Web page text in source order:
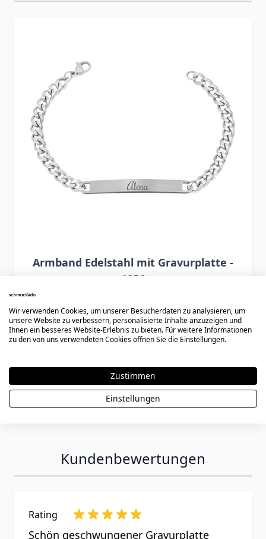
Armband Edelstahl mit Gravurplatte -
1856
29,90 €
Kundenbewertungen
Rating
Schön geschwungener Gravurplatte
Wir verwenden Cookies, um unserer Besucherdaten zu analysieren, um
unsere Website zu verbessern, personalisierte Inhalte anzuzeigen und
Ihnen ein besseres Website-Erlebnis zu bieten. Für weitere Informationen
zu den von uns verwendeten Cookies öffnen Sie die Einstellungen.
Zustimmen
Einstellungen